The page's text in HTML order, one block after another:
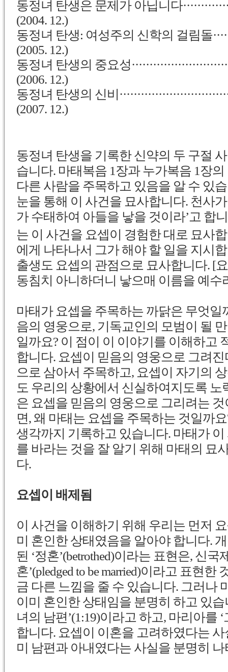
동정녀 탄생은 문제가 아닙니다
(2004. 12.)
동정녀 탄생: 여성주의 신학의 걸림돌
(2005. 12.)
동정녀 탄생의 중요성
(2006. 12.)
동정녀 탄생의 신비
(2007. 12.)
동정녀 탄생을 기록한 신약의 두 구절
습니다. 마태복음 1장과 누가복음 1장
다른 사람을 주목하고 있음을 알 수 있
눈을 통해 이 사건을 묘사합니다. 천사
가 수태하여 아들을 낳을 것이라’고 합
는 이 사건을 요셉이 경험한 대로 묘사
에게 나타나서 그가 해야 할 일을 지시
출생도 요셉의 관점으로 묘사합니다. [
동침치 아니하더니 낳으매 이름을 예수
마태가 요셉을 주목하는 까닭은 무엇일
음의 영웅으로, 기독교인의 모범이 될
일까요? 이 점이 이 이야기를 이해하고
합니다. 요셉이 믿음의 영웅으로 그려
으로 삼아서 주목하고, 요셉이 자기의
도 우리의 상황에서 신실하여지도록 노
은 요셉을 믿음의 영웅으로 그리려는
면, 왜 마태는 요셉을 주목하는 것일까
생각까지 기록하고 있습니다. 마태가
를 바라는 것을 잘 알기 위해 마태의 묘
다.
요셉이 배제됨
이 사건을 이해하기 위해 우리는 먼저
미 혼인한 상태였음을 알아야 합니다.
된 ‘정혼’(betrothed)이라는 표현은, 신국
혼’(pledged to be married)이라고 표현
금 다른 느낌을 줄 수 있습니다. 그러나
이미 혼인한 상태임을 분명히 하고 있습
녀의 남편’(1:19)이라고 하고, 마리아를
합니다. 요셉이 이혼을 고려하였다는
미 남편과 아내였다는 사실을 분명히 나